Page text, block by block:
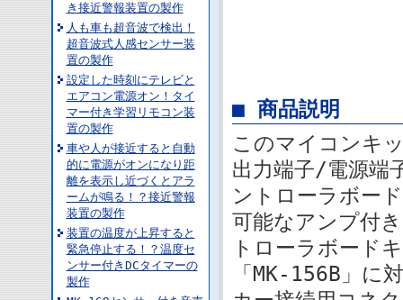
き接近警報装置の製作
人も車も超音波で検出！
超音波式人感センサー装
置の製作
設定した時刻にテレビと
エアコン電源オン！タイ
マー付き学習リモコン装
置の製作
車や人が接近すると自動
的に電源がオンになり距
離を表示し近づくとアラ
ームが鳴る！？接近警報
装置の製作
装置の温度が上昇すると
緊急停止する！？温度セ
ンサー付きDCタイマーの
製作
■ 商品説明
このマイコンキ
出力端子/電源端
ントローラボー
可能なアンプ付
トローラボード
「MK-156B」に